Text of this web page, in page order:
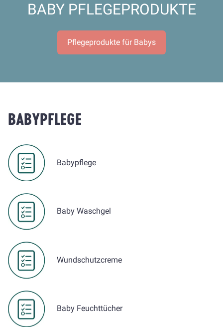
BABY PFLEGEPRODUKTE
Pflegeprodukte für Babys
BABYPFLEGE
Babypflege
Baby Waschgel
Wundschutzcreme
Baby Feuchttücher